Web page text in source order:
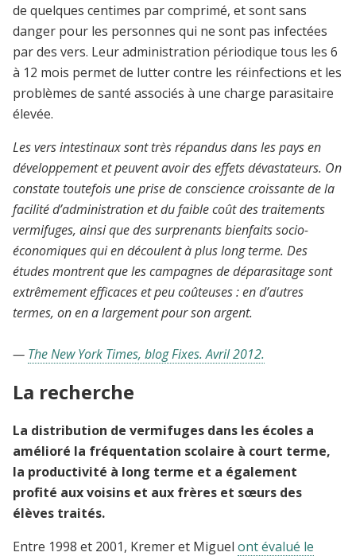
de quelques centimes par comprimé, et sont sans
danger pour les personnes qui ne sont pas infectées
par des vers. Leur administration périodique tous les 6
à 12 mois permet de lutter contre les réinfections et les
problèmes de santé associés à une charge parasitaire
élevée.
Les vers intestinaux sont très répandus dans les pays en
développement et peuvent avoir des effets dévastateurs. On
constate toutefois une prise de conscience croissante de la
facilité d’administration et du faible coût des traitements
vermifuges, ainsi que des surprenants bienfaits socio-
économiques qui en découlent à plus long terme. Des
études montrent que les campagnes de déparasitage sont
extrêmement efficaces et peu coûteuses : en d’autres
termes, on en a largement pour son argent.
— The New York Times, blog Fixes. Avril 2012.
La recherche
La distribution de vermifuges dans les écoles a
amélioré la fréquentation scolaire à court terme,
la productivité à long terme et a également
profité aux voisins et aux frères et sœurs des
élèves traités.
Entre 1998 et 2001, Kremer et Miguel ont évalué le